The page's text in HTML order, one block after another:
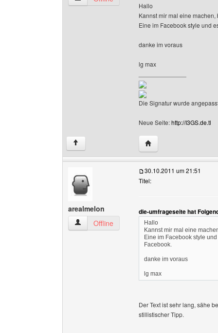
Hallo
Kannst mir mal eine machen,
Eine im Facebook style und
danke im voraus
lg max
Die Signatur wurde
Neue Seite:http://I3GS.de.tl
↑ Website dieses
arealmelon
arealmelon Benutzer-Profile anzeigen
Offline
30.10.2011 um 21:51
Titel:
die-umfrageseite hat
Hallo
Kannst mir mal eine
Eine im Facebook style
Facebook.
danke im voraus
lg max
Der Text ist sehr lang, sähe
stillistischer Tipp.